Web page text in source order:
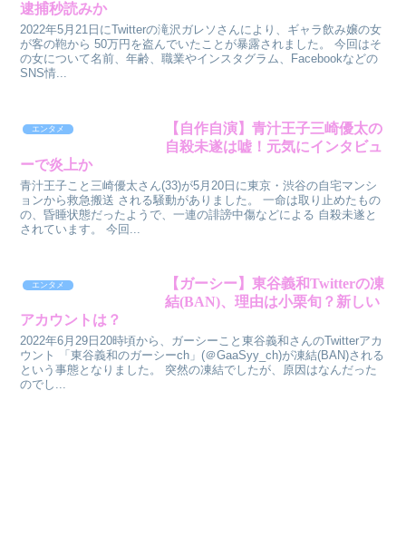
逮捕秒読みか
2022年5月21日にTwitterの滝沢ガレソさんにより、ギャラ飲み嬢の女
が客の鞄から 50万円を盗んでいたことが暴露されました。 今回はそ
の女について名前、年齢、職業やインスタグラム、Facebookなどの
SNS情...
エンタメ
【自作自演】青汁王子三崎優太の
自殺未遂は嘘！元気にインタビュ
ーで炎上か
青汁王子こと三崎優太さん(33)が5月20日に東京・渋谷の自宅マンシ
ョンから救急搬送 される騒動がありました。 一命は取り止めたもの
の、昏睡状態だったようで、一連の誹謗中傷などによる 自殺未遂と
されています。 今回...
エンタメ
【ガーシー】東谷義和Twitterの凍
結(BAN)、理由は小栗旬？新しい
アカウントは？
2022年6月29日20時頃から、ガーシーこと東谷義和さんのTwitterアカ
ウント 「東谷義和のガーシーch」(＠GaaSyy_ch)が凍結(BAN)される
という事態となりました。 突然の凍結でしたが、原因はなんだった
のでし...